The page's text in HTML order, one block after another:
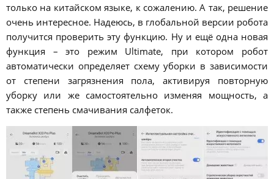
только на китайском языке, к сожалению. А так, решение
очень интересное. Надеюсь, в глобальной версии робота
получится проверить эту функцию. Ну и ещё одна новая
функция – это режим Ultimate, при котором робот
автоматически определяет схему уборки в зависимости
от степени загрязнения пола, активируя повторную
уборку или же самостоятельно изменяя мощность, а
также степень смачивания салфеток.